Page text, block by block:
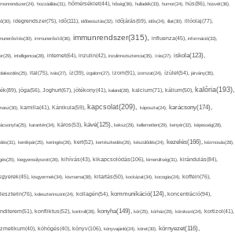
hozzáállás(31), hőmérséklet(44), hőség(36), hulladék(33), humor(24), hús(86), húsvét(36),
idegrendszer(75), idő(111), időbeosztás(32), időjárás(69), idős(24), illat(30), illóolaj(77),
immunerősítő(36), immunrendszer(315), influenza(45), információ(33),
intelligencia(28), internet(64), inzulin(42), inzulinrezisztencia(35), írás(27), iskola(123),
ital(75), ivás(27), íz(39), izgalom(27), izom(91), izomzat(24), ízület(54), járvány(35),
jóga(56), Joghurt(67), jótékony(41), kaland(28), kalcium(71), kálium(50), kalória(193),
kamilla(41), Kánikula(59), kapcsolat(209), káposzta(24), karácsony(174),
karantén(34), káros(53), kávé(125), keksz(29), kellemetlen(29), kenyér(32), képesség(28),
kerékpár(25), keringés(26), kert(52), kertészkedés(26), készülődés(24), kezelés(166), kézmosás(28),
kiegyensúlyozott(26), kihívás(43), kikapcsolódás(106), kimerültség(31), kirándulás(84),
kisgyermek(34), kismama(38), kitartás(50), kockázat(34), kocogás(24), koffein(76),
koleszterinszint(24), kollagén(54), kommunikáció(124), koncentráció(94),
konfliktus(52), kontroll(28), konyha(149), kór(25), kórház(29), kórokozó(24), kortizol(41),
köhögés(40), könyv(106), könyvajánló(24), köret(30), környezet(116),